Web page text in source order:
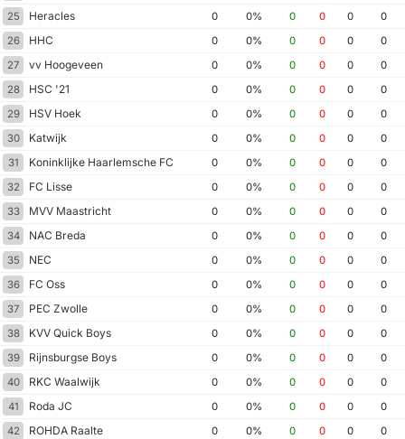
25
Heracles 0 0% 0 0 0
0
26
HHC 0 0% 0 0 0
0
27
vv Hoogeveen 0 0% 0 0 0
0
28
HSC '21 0 0% 0 0 0
0
29
HSV Hoek 0 0% 0 0 0
0
30
Katwijk 0 0% 0 0 0
0
31
Koninklijke Haarlemsche FC 0 0% 0 0 0
0
32
FC Lisse 0 0% 0 0 0
0
33
MVV Maastricht 0 0% 0 0 0
0
34
NAC Breda 0 0% 0 0 0
0
35
NEC 0 0% 0 0 0
0
36
FC Oss 0 0% 0 0 0
0
37
PEC Zwolle 0 0% 0 0 0
0
38
KVV Quick Boys 0 0% 0 0 0
0
39
Rijnsburgse Boys 0 0% 0 0 0
0
40
RKC Waalwijk 0 0% 0 0 0
0
41
Roda JC 0 0% 0 0 0
0
42
ROHDA Raalte 0 0% 0 0 0
0